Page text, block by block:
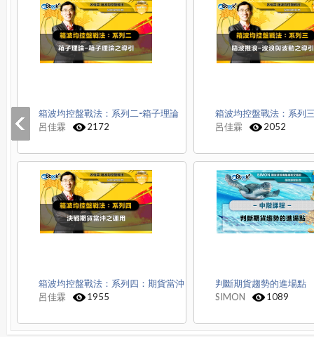
箱波均控盤戰法：系列二-箱子理論
呂佳霖
2172
箱波均控盤戰法：系列
呂佳霖
2052
箱波均控盤戰法：系列四：期貨當沖
呂佳霖
1955
判斷期貨趨勢的進場點
SIMON
1089